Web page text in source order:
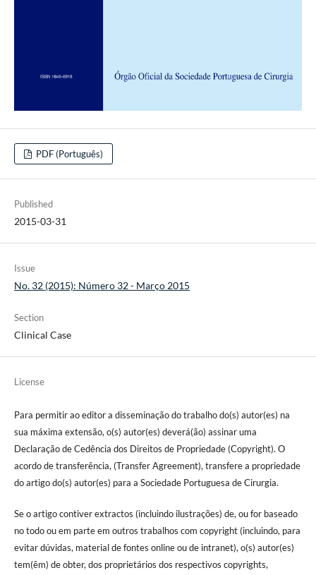
PDF (Português)
Published
2015-03-31
Issue
No. 32 (2015): Número 32 - Março 2015
Section
Clinical Case
License
Para permitir ao editor a disseminação do trabalho do(s) autor(es) na
sua máxima extensão, o(s) autor(es) deverá(ão) assinar uma
Declaração de Cedência dos Direitos de Propriedade (Copyright). O
acordo de transferência, (Transfer Agreement), transfere a propriedade
do artigo do(s) autor(es) para a Sociedade Portuguesa de Cirurgia.
Se o artigo contiver extractos (incluindo ilustrações) de, ou for baseado
no todo ou em parte em outros trabalhos com copyright (incluindo, para
evitar dúvidas, material de fontes online ou de intranet), o(s) autor(es)
tem(êm) de obter, dos proprietários dos respectivos copyrights,